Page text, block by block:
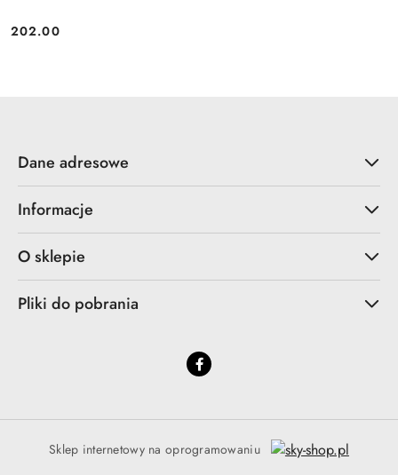
Cena:
202.00
Dane adresowe
Informacje
O sklepie
Pliki do pobrania
Sklep internetowy na oprogramowaniu